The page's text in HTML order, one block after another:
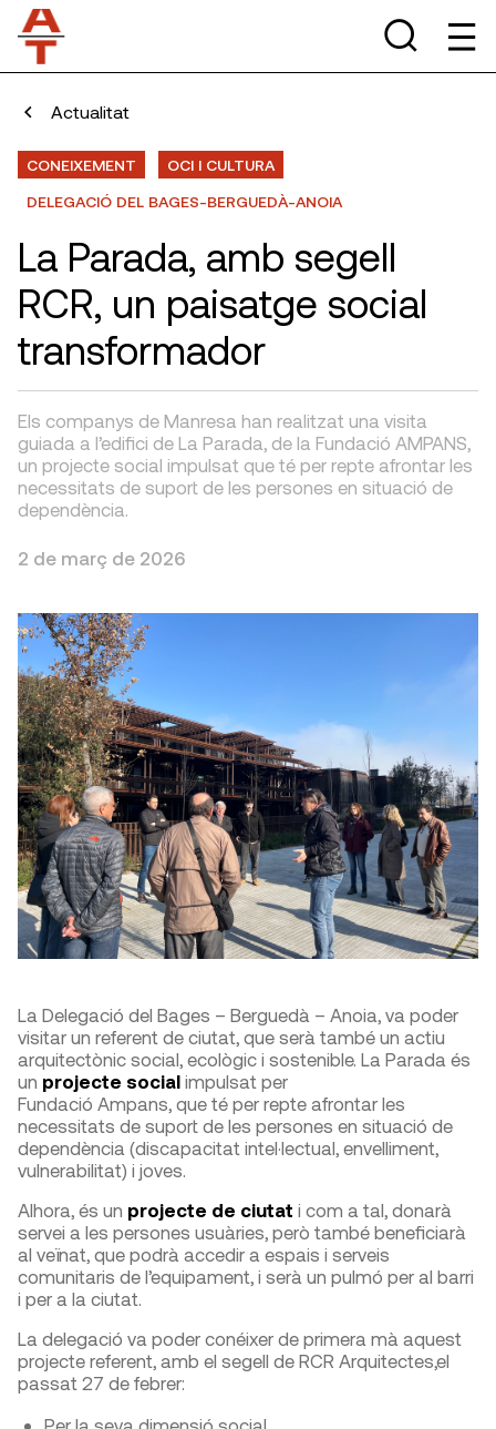
Actualitat
CONEIXEMENT
OCI I CULTURA
DELEGACIÓ DEL BAGES-BERGUEDÀ-ANOIA
La Parada, amb segell
RCR, un paisatge social
transformador
Els companys de Manresa han realitzat una visita
guiada a l’edifici de La Parada, de la Fundació AMPANS,
un projecte social impulsat que té per repte afrontar les
necessitats de suport de les persones en situació de
dependència.
2 de març de 2026
La Delegació del Bages – Berguedà – Anoia, va poder
visitar un referent de ciutat, que serà també un actiu
arquitectònic social, ecològic i sostenible. La Parada és
un projecte social impulsat per
Fundació Ampans, que té per repte afrontar les
necessitats de suport de les persones en situació de
dependència (discapacitat intel·lectual, envelliment,
vulnerabilitat) i joves.
Alhora, és un projecte de ciutat i com a tal, donarà
servei a les persones usuàries, però també beneficiarà
al veïnat, que podrà accedir a espais i serveis
comunitaris de l’equipament, i serà un pulmó per al barri
i per a la ciutat.
La delegació va poder conéixer de primera mà aquest
projecte referent, amb el segell de RCR Arquitectes,el
passat 27 de febrer:
Per la seva dimensió social